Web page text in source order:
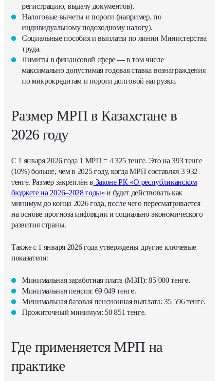
регистрацию, выдачу документов).
Налоговые вычеты и пороги (например, по
индивидуальному подоходному налогу).
Социальные пособия и выплаты по линии Министерства
труда.
Лимиты в финансовой сфере — в том числе
максимально допустимая годовая ставка вознаграждения
по микрокредитам и пороги долговой нагрузки.
Размер МРП в Казахстане в
2026 году
С 1 января 2026 года 1 МРП = 4 325 тенге. Это на 393 тенге
(10%) больше, чем в 2025 году, когда МРП составлял 3 932
тенге. Размер закреплён в Законе РК «О республиканском
бюджете на 2026–2028 годы» и будет действовать как
минимум до конца 2026 года, после чего пересматривается
на основе прогноза инфляции и социально-экономического
развития страны.
Также с 1 января 2026 года утверждены другие ключевые
показатели:
Минимальная заработная плата (МЗП): 85 000 тенге.
Минимальная пенсия: 69 049 тенге.
Минимальная базовая пенсионная выплата: 35 596 тенге.
Прожиточный минимум: 50 851 тенге.
Где применяется МРП на
практике